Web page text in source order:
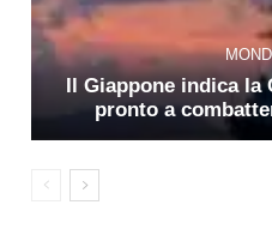
Il Giappone indica la
pronto a